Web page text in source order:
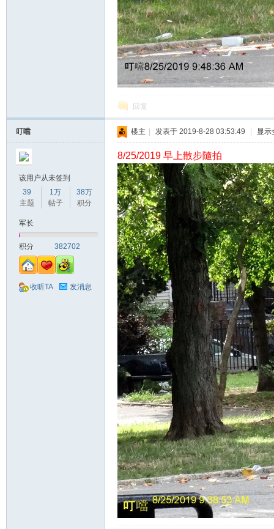
回复
叮噹
该用户从未签到
39
主题
1万
帖子
38万
积分
军长
积分 382702
收听TA 发消息
楼主 发表于 2019-8-28 03:53:49 显示
8/25/2019 早上散步隨拍